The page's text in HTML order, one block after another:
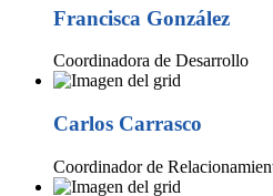
Francisca González
Coordinadora de Desarrollo
Carlos Carrasco
Coordinador de